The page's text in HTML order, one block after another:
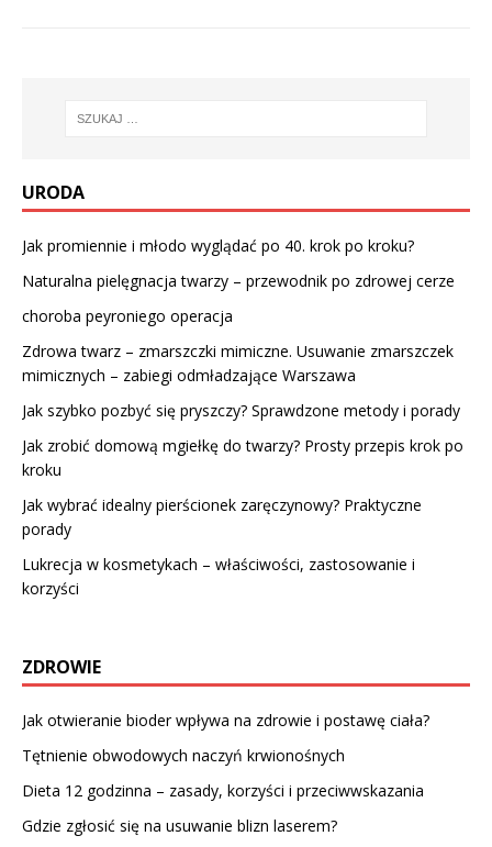
URODA
Jak promiennie i młodo wyglądać po 40. krok po kroku?
Naturalna pielęgnacja twarzy – przewodnik po zdrowej cerze
choroba peyroniego operacja
Zdrowa twarz – zmarszczki mimiczne. Usuwanie zmarszczek
mimicznych – zabiegi odmładzające Warszawa
Jak szybko pozbyć się pryszczy? Sprawdzone metody i porady
Jak zrobić domową mgiełkę do twarzy? Prosty przepis krok po
kroku
Jak wybrać idealny pierścionek zaręczynowy? Praktyczne
porady
Lukrecja w kosmetykach – właściwości, zastosowanie i
korzyści
ZDROWIE
Jak otwieranie bioder wpływa na zdrowie i postawę ciała?
Tętnienie obwodowych naczyń krwionośnych
Dieta 12 godzinna – zasady, korzyści i przeciwwskazania
Gdzie zgłosić się na usuwanie blizn laserem?